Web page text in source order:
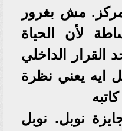
مش بغرور
لأن الحياة
القرار الداخلي
ايه يعني نظرة
نوبل. نوبل